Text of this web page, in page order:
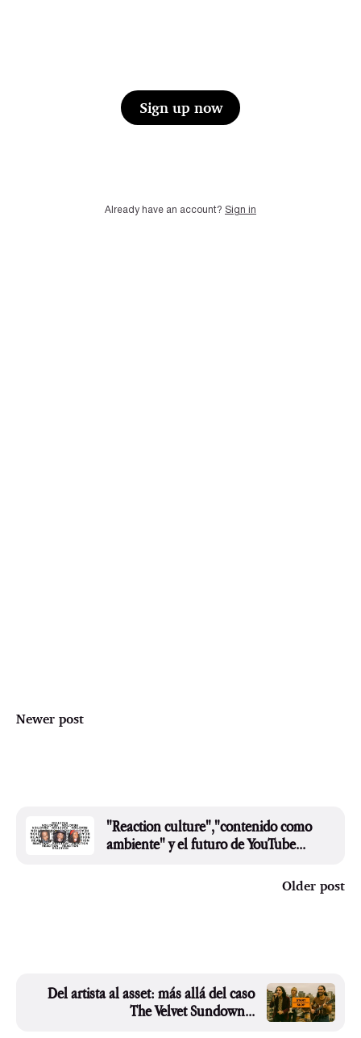
Sign up now
Already have an account? Sign in
Newer post
"Reaction culture","contenido como
ambiente" y el futuro de YouTube...
Older post
Del artista al asset: más allá del caso
The Velvet Sundown...